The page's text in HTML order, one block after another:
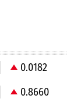
0.0182
0.8660